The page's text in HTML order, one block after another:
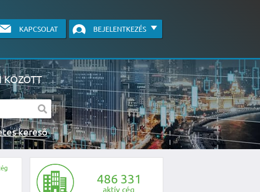
KAPCSOLAT BEJELENTKEZÉS
KÖZÖTT
Részletes kereső
vagy vegye fel velünk a kapcsolatot az alábbi
486 331
aktív cég